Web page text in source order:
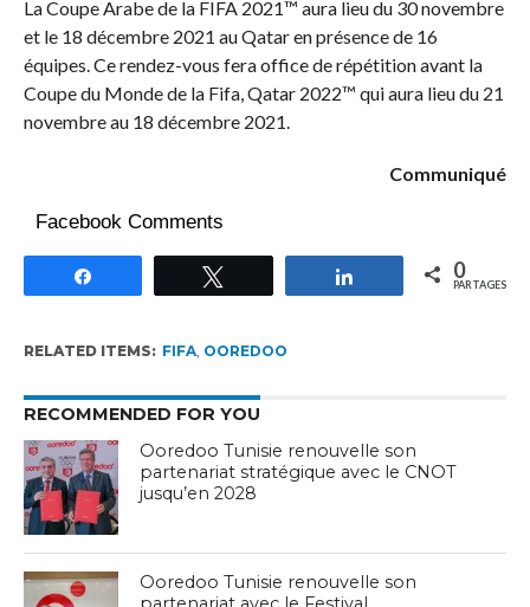
La Coupe Arabe de la FIFA 2021™ aura lieu du 30 novembre
et le 18 décembre 2021 au Qatar en présence de 16
équipes. Ce rendez-vous fera office de répétition avant la
Coupe du Monde de la Fifa, Qatar 2022™ qui aura lieu du 21
novembre au 18 décembre 2021.
Communiqué
Facebook Comments
Partagez 0
PARTAGES
RELATED ITEMS: FIFA, OOREDOO
RECOMMENDED FOR YOU
Ooredoo Tunisie renouvelle son
partenariat stratégique avec le CNOT
jusqu’en 2028
Ooredoo Tunisie renouvelle son